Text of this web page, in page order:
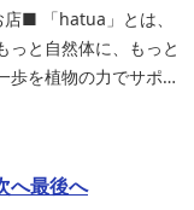
は、
っと自然体に、もっと
歩を植物の力でサポー
腸活講座、ワークシ
へ最後へ